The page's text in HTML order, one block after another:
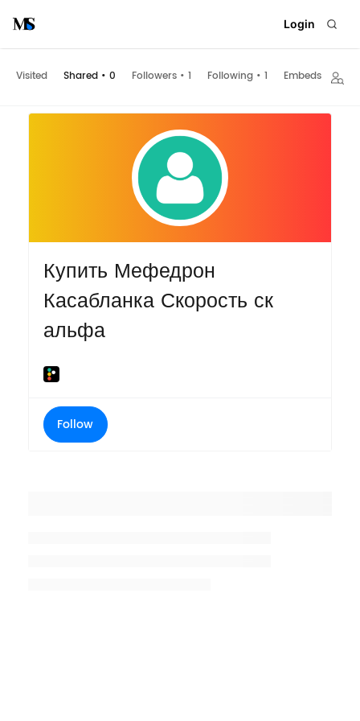
Login
Visited Shared • 0 Followers • 1 Following • 1 Embeds
Купить Мефедрон
Касабланка Скорость ск
альфа
Follow